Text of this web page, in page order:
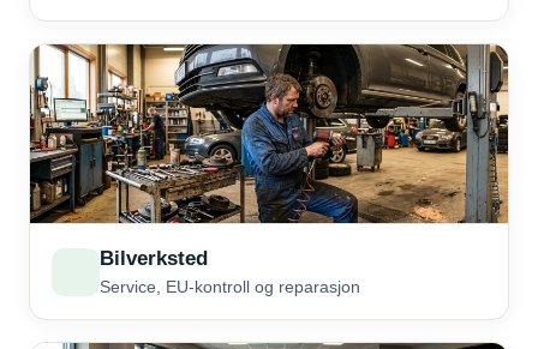
Bilverksted
Service, EU-kontroll og reparasjon